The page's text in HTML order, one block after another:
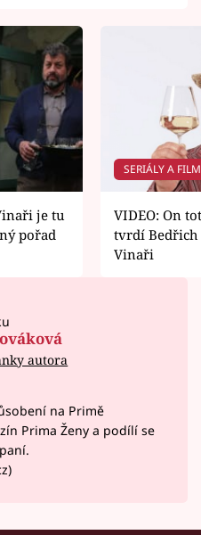
je tu
pořad
SERIÁLY A
VIDEO: On
tvrdí Bedřich
Vinaři
autora
na Primě
Prima Ženy a podílí se